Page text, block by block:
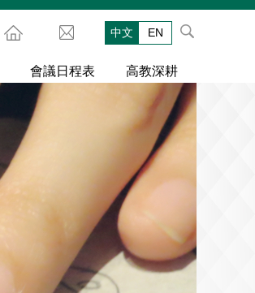
中文 EN
會議日程表 高教深耕